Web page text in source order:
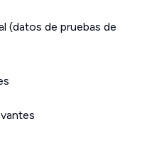
(datos de pruebas de